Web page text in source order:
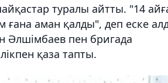
туралы айтты. "14
ғана аман қалды", деп еске
Әлшімбаев пен бригада
қаза тапты.